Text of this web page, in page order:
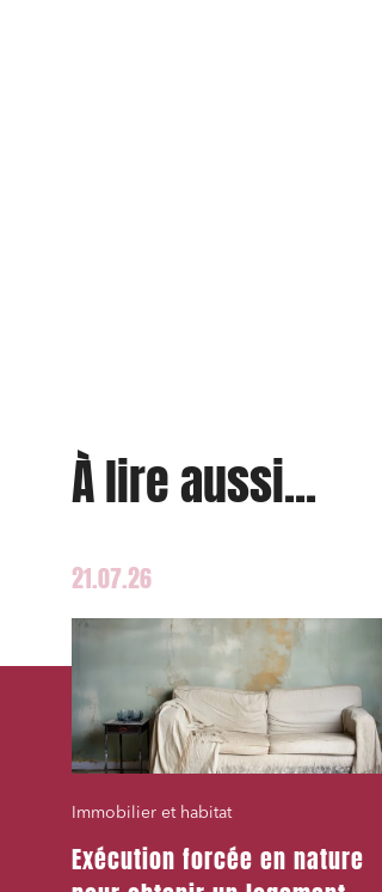
À lire aussi...
21.07.26
Immobilier et habitat
Exécution forcée en nature